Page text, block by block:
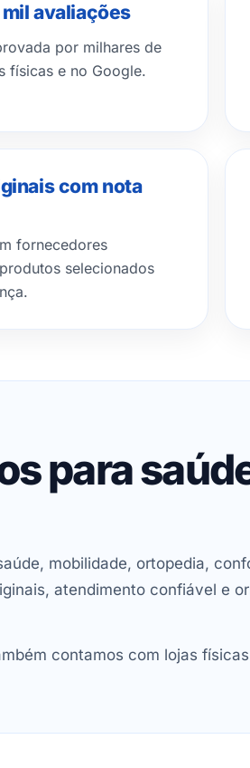
avaliações
por milhares de
físicas e no Google.
com nota
fornecedores
selecionados
para
mobilidade, ortopedia,
atendimento confiável e
contamos com lojas